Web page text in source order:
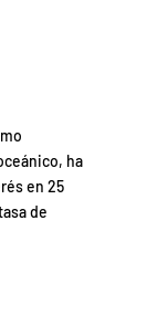
ha
en 25
de